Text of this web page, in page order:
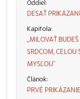
DESAŤ PRIKÁZANÍ
„MILOVAŤ
SRDCOM, CELOU
MYSĽOU“
PRVÉ PRIKÁZANIE